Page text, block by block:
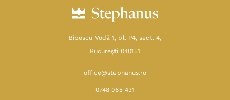
Bibescu Vodă 1, bl. P4, sect. 4,
Bucureşti 040151
office@stephanus.ro
0748 065 431